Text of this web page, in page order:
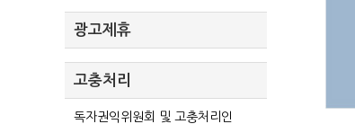
광고제휴
고충처리
독자권익위원회 및 고충처리인